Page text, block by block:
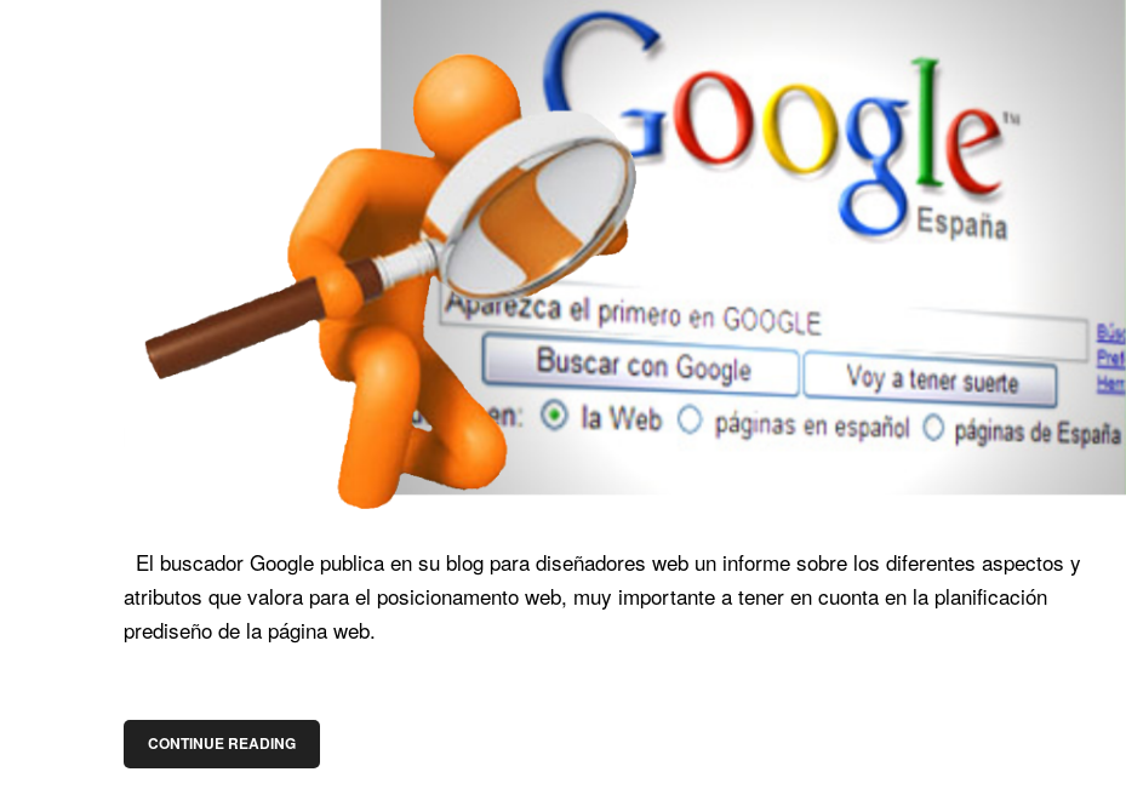
El buscador Google publica en su blog para diseñadores web un informe sobre los diferentes aspectos y
atributos que valora para el posicionamento web, muy importante a tener en cuonta en la planificación
prediseño de la página web.
CONTINUE READING